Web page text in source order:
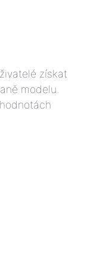
získat
modelu.